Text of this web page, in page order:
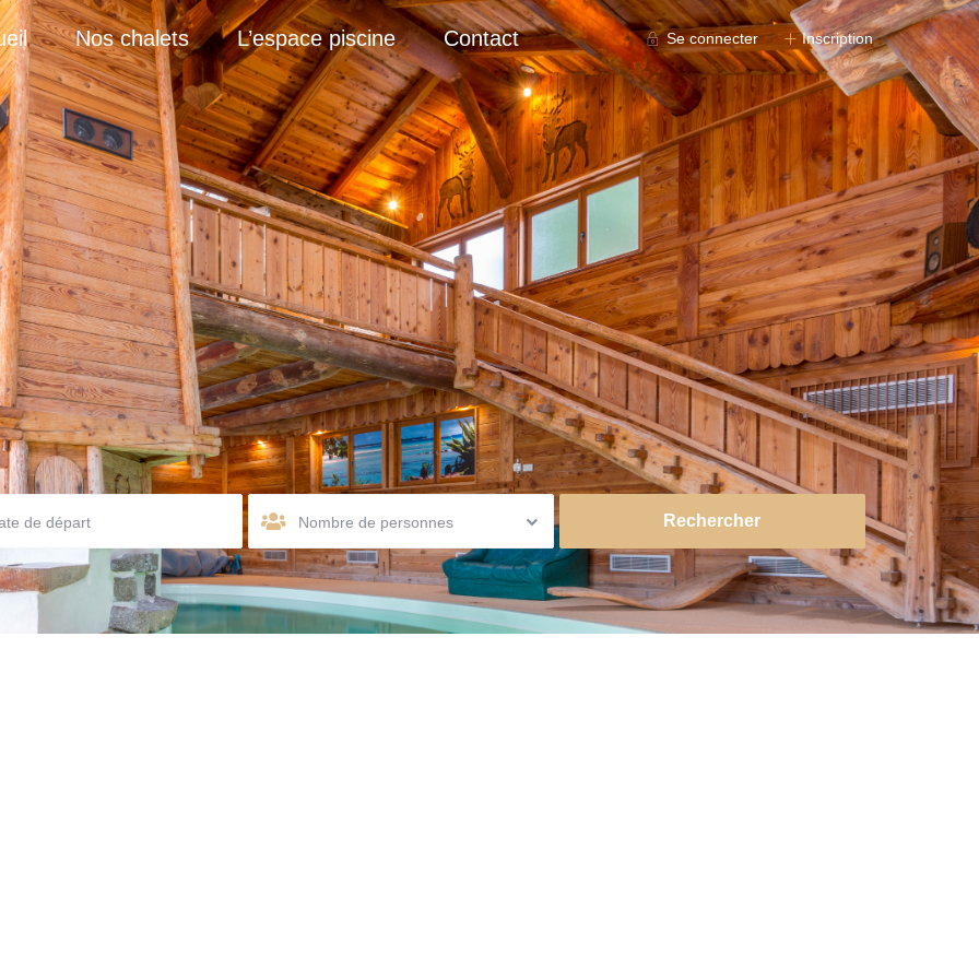
Se connecter Inscription
Nos chalets L’espace piscine Contact
Nombre de personnes